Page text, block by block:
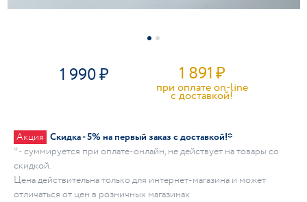
1 990 1 891₽
при оплате on-line
c доставкой!
Акция Скидка - 5% на первый заказ с доставкой!*
* - суммируется при оплате-онлайн, не действует на товары со
скидкой.
Цена действительна только для интернет-магазина и может
отличаться от цен в розничных магазинах